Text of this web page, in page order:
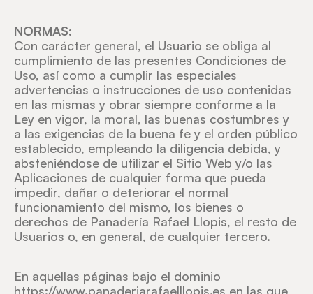
NORMAS:
Con carácter general, el Usuario se obliga al
cumplimiento de las presentes Condiciones de
Uso, así como a cumplir las especiales
advertencias o instrucciones de uso contenidas
en las mismas y obrar siempre conforme a la
Ley en vigor, la moral, las buenas costumbres y
a las exigencias de la buena fe y el orden público
establecido, empleando la diligencia debida, y
absteniéndose de utilizar el Sitio Web y/o las
Aplicaciones de cualquier forma que pueda
impedir, dañar o deteriorar el normal
funcionamiento del mismo, los bienes o
derechos de Panadería Rafael Llopis, el resto de
Usuarios o, en general, de cualquier tercero.
En aquellas páginas bajo el dominio
https://www.panaderiarafaelllopis.es en las que